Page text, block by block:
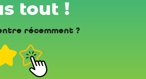
tout !
récemment ?